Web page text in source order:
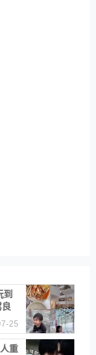
到
漢
25
重